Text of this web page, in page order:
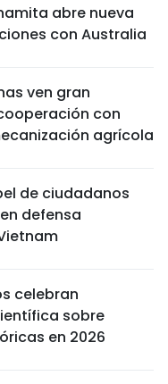
abre nueva
con Australia
ven gran
con
agrícola
de ciudadanos
defensa
celebran
sobre
en 2026